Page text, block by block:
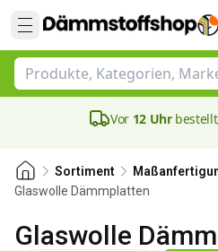
Vor 12 Uhr
Sortiment
Glaswolle Dämmplatten
Glaswolle